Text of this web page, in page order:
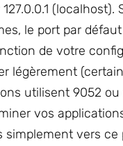
127.0.0.1 (localhost).
le port par
de votre
légèrement
utilisent 9052 ou
vos
simplement vers ce